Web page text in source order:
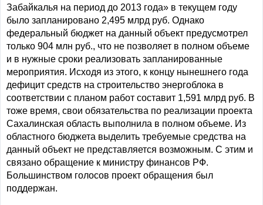
Забайкалья на период до 2013 года» в текущем году
было запланировано 2,495 млрд руб. Однако
федеральный бюджет на данный объект предусмотрел
только 904 млн руб., что не позволяет в полном объеме
и в нужные сроки реализовать запланированные
мероприятия. Исходя из этого, к концу нынешнего года
дефицит средств на строительство энергоблока в
соответствии с планом работ составит 1,591 млрд руб. В
тоже время, свои обязательства по реализации проекта
Сахалинская область выполнила в полном объеме. Из
областного бюджета выделить требуемые средства на
данный объект не представляется возможным. С этим и
связано обращение к министру финансов РФ.
Большинством голосов проект обращения был
поддержан.